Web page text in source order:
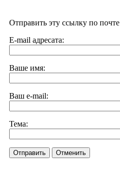
Отправить эту ссылку по почте
E-mail адресата:
Ваше имя:
Ваш e-mail:
Тема:
Отправить Отменить